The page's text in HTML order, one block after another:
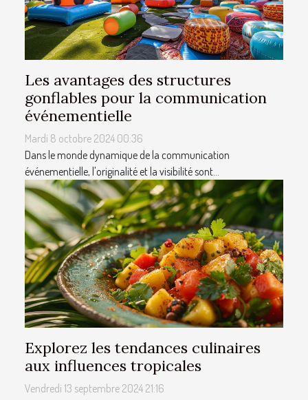
Les avantages des structures
gonflables pour la communication
événementielle
Mardi 8 octobre 2024 00:36
Dans le monde dynamique de la communication
événementielle, l'originalité et la visibilité sont...
Explorez les tendances culinaires
aux influences tropicales
Vendredi 13 septembre 2024 21:16